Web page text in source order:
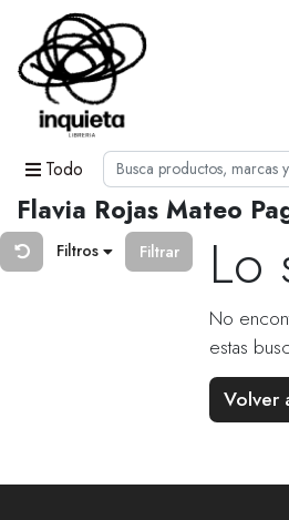
Todo
Flavia Rojas Mateo
Filtros Filtrar Lo
No
estas
Volver